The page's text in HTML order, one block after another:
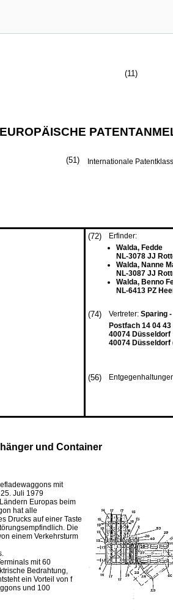
(11)
EUROPÄISCHE
(51) Internationale
(72)
Erfinder:
Walda, Fedde
NL-3078 JJ
Walda, Nanne
NL-3087 JJ
Walda, Benno
NL-6413 PZ
(74) Vertreter: Sparing
Postfach 14 04 43
40074 Düsseldorf
40074 Düsseldorf
(56)
und Container
mit
Juli 1979
Europas beim
hat alle
Drucks auf einer Taste
Die
einem Verkehrsturm
mit 60
Bedrahtung,
ein Vorteil von f
und 100